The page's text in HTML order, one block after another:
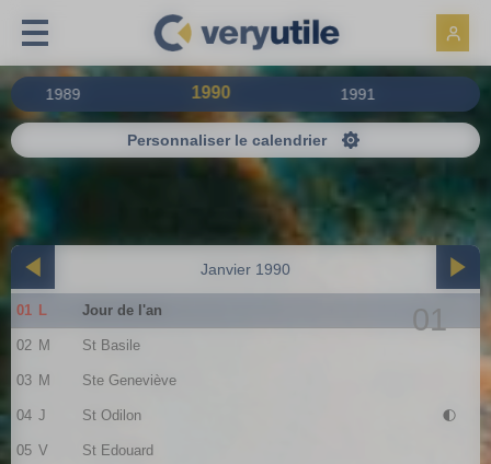
1989 1990 1991
Personnaliser le calendrier
Janvier 1990
01 L Jour de l'an 01
02 M St Basile
03 M Ste Geneviève
04 J St Odilon
05 V St Edouard